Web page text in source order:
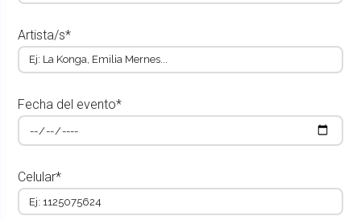
Artista/s*
Fecha del evento*
Celular*